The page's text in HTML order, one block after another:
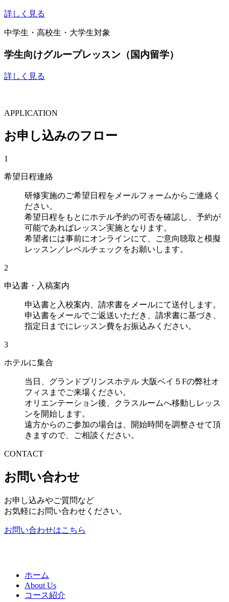
詳しく見る
中学生・高校生・大学生対象
学生向けグループレッスン（国内留学）
詳しく見る
APPLICATION
お申し込みのフロー
1
希望日程連絡
研修実施のご希望日程をメールフォームからご連絡く
ださい。
希望日程をもとにホテル予約の可否を確認し、予約が
可能であればレッスン実施となります。
希望者には事前にオンラインにて、ご意向聴取と模擬
レッスン／レベルチェックをお願いします。
2
申込書・入稿案内
申込書と入校案内、請求書をメールにて送付します。
申込書をメールでご返送いただき、請求書に基づき、
指定日までにレッスン費をお振込みください。
3
ホテルに集合
当日、グランドプリンスホテル 大阪ベイ５Fの弊社オ
フィスまでご来場ください。
オリエンテーション後、クラスルームへ移動しレッス
ンを開始します。
遠方からのご参加の場合は、開始時間を調整させて頂
きますので、ご相談ください。
CONTACT
お問い合わせ
お申し込みやご質問など
お気軽にお問い合わせください。
お問い合わせはこちら
ホーム
About Us
コース紹介